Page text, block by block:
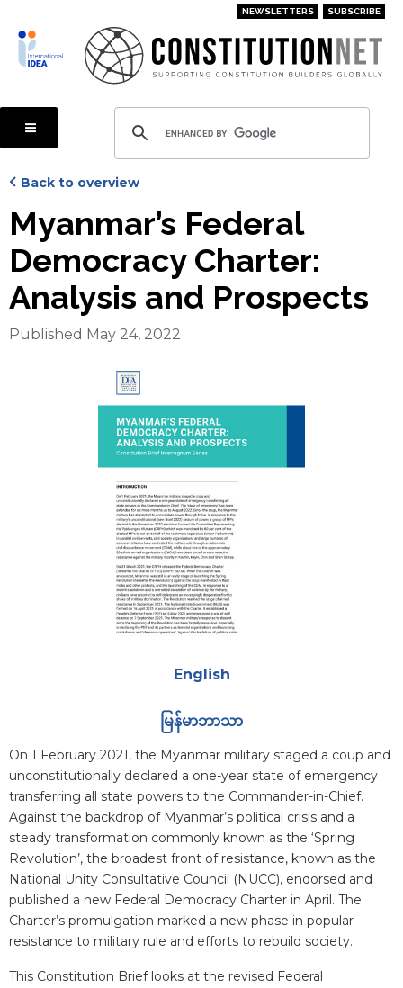
main
content
NEWSLETTERS SUBSCRIBE
Back to overview
Myanmar’s Federal
Democracy Charter:
Analysis and Prospects
Published May 24, 2022
English
မြန်မာဘာသာ
Blurb
On 1 February 2021, the Myanmar military staged a coup and
unconstitutionally declared a one-year state of emergency
transferring all state powers to the Commander-in-Chief.
Against the backdrop of Myanmar’s political crisis and a
steady transformation commonly known as the ‘Spring
Revolution’, the broadest front of resistance, known as the
National Unity Consultative Council (NUCC), endorsed and
published a new Federal Democracy Charter in April. The
Charter’s promulgation marked a new phase in popular
resistance to military rule and efforts to rebuild society.
This Constitution Brief looks at the revised Federal